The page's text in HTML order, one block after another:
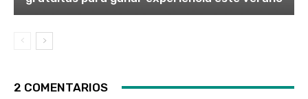
2 COMENTARIOS